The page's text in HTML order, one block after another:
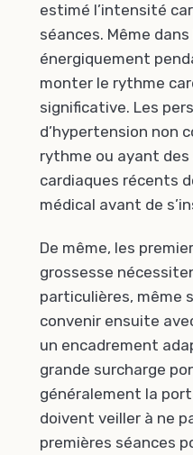
estimé l’intensité
séances. Même dans
énergiquement
monter le rythme
significative. Les
d’hypertension non
rythme ou ayant
cardiaques récents
médical avant de
De même, les
grossesse
particulières, même
convenir ensuite
un encadrement
grande surcharge
généralement la
doivent veiller à ne
premières séances